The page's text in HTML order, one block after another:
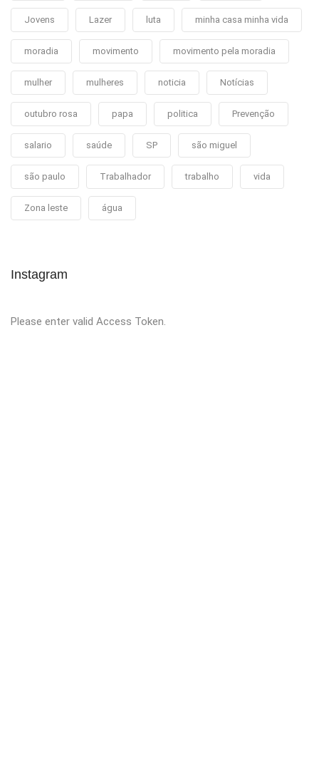
Jovens Lazer luta minha casa minha vida
moradia movimento movimento pela moradia
mulher mulheres noticia Notícias
outubro rosa papa politica Prevenção
salario saúde SP são miguel
são paulo Trabalhador trabalho vida
Zona leste água
Instagram
Please enter valid Access Token.